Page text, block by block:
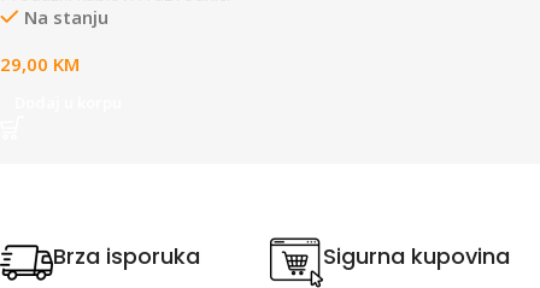
Na stanju
29,00 KM
Brza isporuka Sigurna kupovina